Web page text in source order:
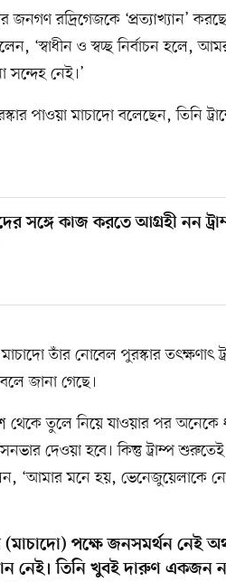
রদ্রিগেজকে ‘প্রত্যাখ্যান’
‘স্বাধীন ও স্বচ্ছ নির্বাচন হলে,
নেই।’
পাওয়া মাচাদো বলেছেন, তিনি
সঙ্গে কাজ করতে আগ্রহী নন
তাঁর নোবেল পুরস্কার তৎক্ষণাৎ
জানা গেছে।
থেকে তুলে নিয়ে যাওয়ার পর
দেওয়া হবে। কিন্তু ট্রাম্প
‘আমার মনে হয়, ভেনেজুয়েলাকে
(মাচাদো) পক্ষে জনসমর্থন নেই
নেই। তিনি খুবই দারুণ একজন